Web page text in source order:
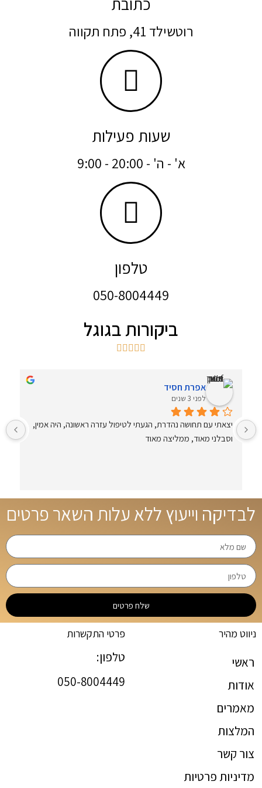
רוטשילד 41, פתח תקווה
שעות פעילות
א' - ה' - 20:00 - 9:00
טלפון
050-8004449
ביקורות בגוגל





אפרת חסיד
לפני 3 שנים
וסבלני מאוד, ממליצה מאוד
לבדיקה וייעוץ ללא עלות השאר פרטים
שלח פרטים
ניווט מהיר
ראשי
אודות
מאמרים
המלצות
צור קשר
מדיניות פרטיות
פרטי התקשרות
טלפון:
050-8004449